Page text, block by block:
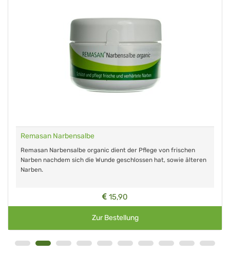
Remasan Narbensalbe
Remasan Narbensalbe organic dient der Pflege von frischen
Narben nachdem sich die Wunde geschlossen hat, sowie älteren
Narben.
15,90
Zur Bestellung